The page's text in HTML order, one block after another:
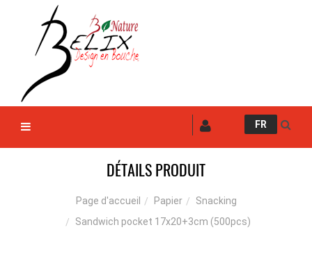
FR
DÉTAILS PRODUIT
Page d'accueil Papier
Snacking
Sandwich pocket 17x20+3cm (500pcs)